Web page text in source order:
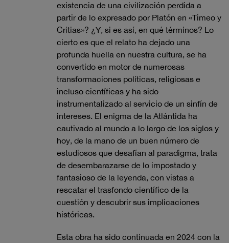
existencia de una civilización perdida a
partir de lo expresado por Platón en «Timeo y
Critias»? ¿Y, si es así, en qué términos? Lo
cierto es que el relato ha dejado una
profunda huella en nuestra cultura, se ha
convertido en motor de numerosas
transformaciones políticas, religiosas e
incluso científicas y ha sido
instrumentalizado al servicio de un sinfín de
intereses. El enigma de la Atlántida ha
cautivado al mundo a lo largo de los siglos y
hoy, de la mano de un buen número de
estudiosos que desafían al paradigma, trata
de desembarazarse de lo impostado y
fantasioso de la leyenda, con vistas a
rescatar el trasfondo científico de la
cuestión y descubrir sus implicaciones
históricas.
Esta obra ha sido continuada en 2024 con la